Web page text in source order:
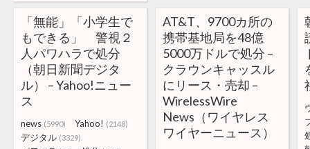
「無能」「小学生で
もできる」 警視２
人パワハラで処分
（朝日新聞デジタ
ル） – Yahoo!ニュー
ス
news (5990) Yahoo! (2148)
デジタル (3329)
AT&T、9700カ所の
携帯基地局を48億
5000万ドルで処分 –
クラウンキャッスル
にリース・売却 –
WirelessWire
News（ワイヤレス
ワイヤーニュース）